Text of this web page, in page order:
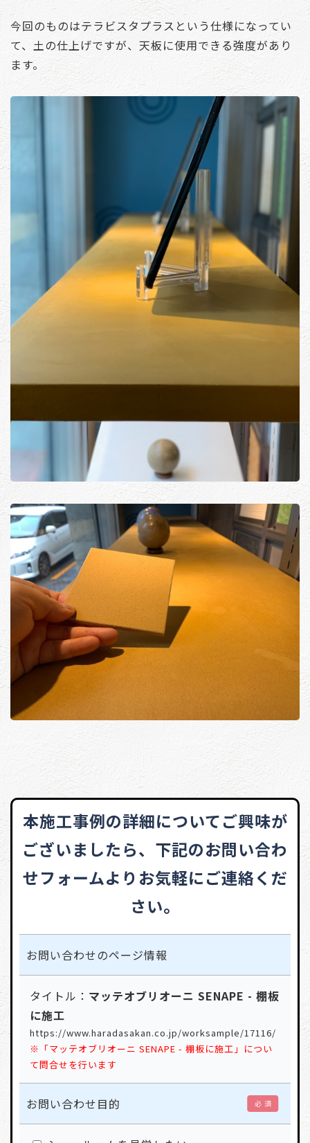
今回のものはテラビスタプラスという仕様になってい
て、土の仕上げですが、天板に使用できる強度があり
ます。
本施工事例の詳細についてご興味が
ございましたら、 下記のお問い合わ
せフォームよりお気軽にご連絡くだ
さい。
お問い合わせのページ情報
タイトル： マッテオブリオーニ SENAPE - 棚板
に施工
https://www.haradasakan.co.jp/worksample/17116/
※「マッテオブリオーニ SENAPE - 棚板に施工」につい
て問合せを行います
お問い合わせ目的 必 須